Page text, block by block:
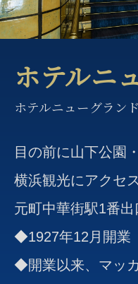
ホテルニ
ホテルニューグランド
目の前に山下公園
横浜観光にアクセ
元町中華街駅1番
◆1927年12月開業
◆開業以来、マッ